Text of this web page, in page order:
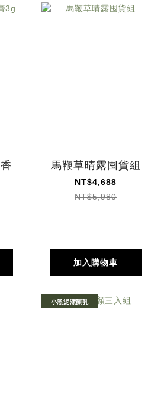
馬鞭草晴露囤貨組
NT$4,688
NT$5,980
加入購物車
小黑泥潔顏乳